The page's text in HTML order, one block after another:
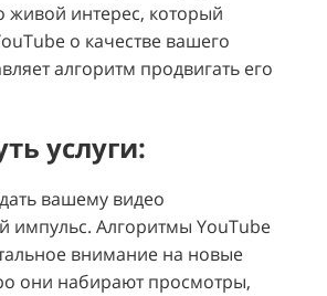
живой интерес, который
о качестве вашего
алгоритм продвигать его
услуги:
вашему видео
импульс. Алгоритмы YouTube
внимание на новые
они набирают просмотры,